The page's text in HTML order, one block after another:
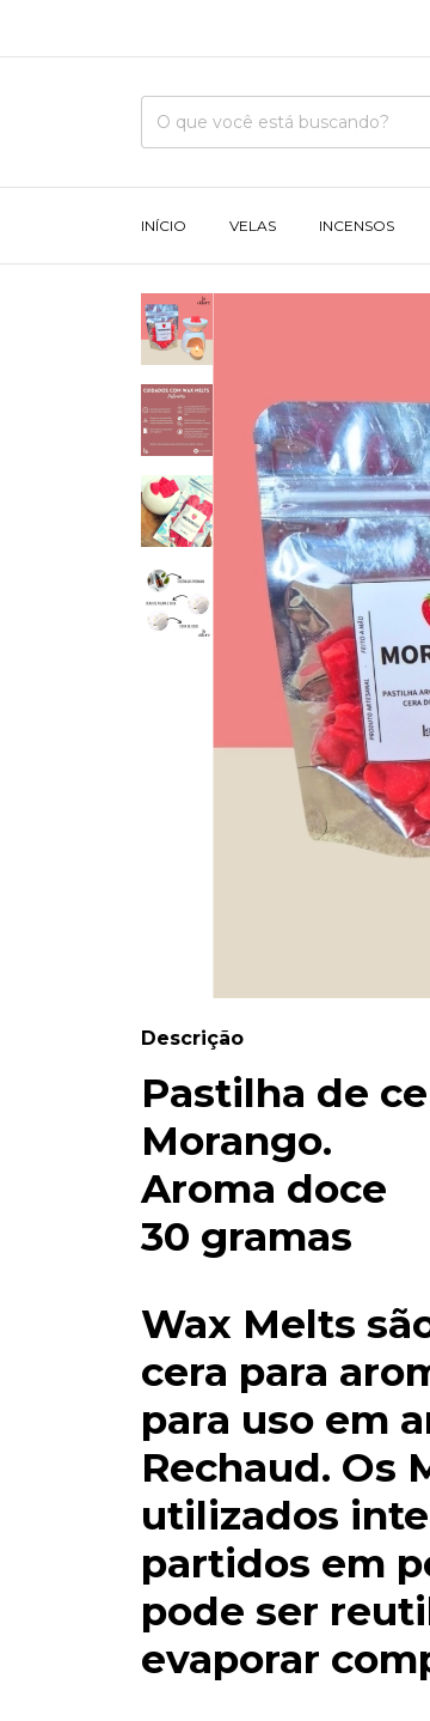
INÍCIO VELAS INCENSOS
Descrição
Pastilha de
Morango.
Aroma doce
30 gramas
Wax Melts
cera para
para uso em
Rechaud. Os
utilizados
partidos em
pode ser
evaporar